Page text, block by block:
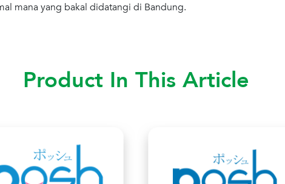
mana yang bakal didatangi di Bandung.
Product In This Article